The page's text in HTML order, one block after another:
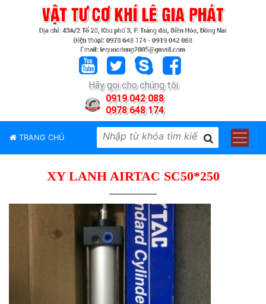
Hãy gọi cho chúng tôi
0919 042 088
0978 648 174
TRANG CHỦ
PHẨM
HIỆU
XY LANH AIRTAC SC50*250